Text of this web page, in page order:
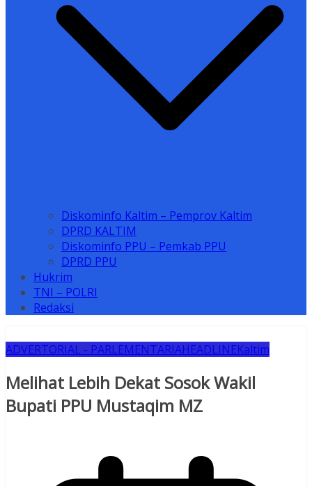
Diskominfo Kaltim – Pemprov Kaltim
DPRD KALTIM
Diskominfo PPU – Pemkab PPU
DPRD PPU
Hukrim
TNI – POLRI
Redaksi
ADVERTORIAL - PARLEMENTARIAHEADLINEKaltim
Melihat Lebih Dekat Sosok Wakil
Bupati PPU Mustaqim MZ